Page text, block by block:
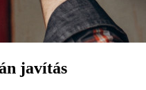
javítás